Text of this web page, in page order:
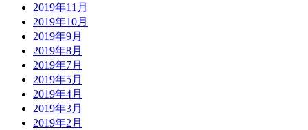
2019年11月
2019年10月
2019年9月
2019年8月
2019年7月
2019年5月
2019年4月
2019年3月
2019年2月